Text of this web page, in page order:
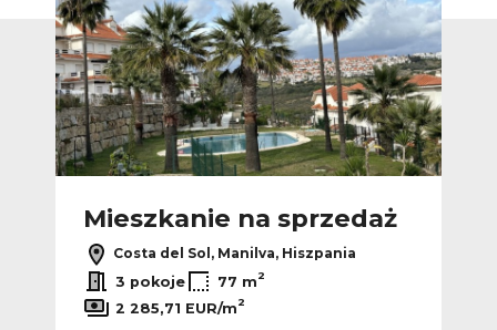
Mieszkanie na sprzedaż
Costa del Sol, Manilva, Hiszpania
3 pokoje
77 m2
2 285,71 EUR/m2